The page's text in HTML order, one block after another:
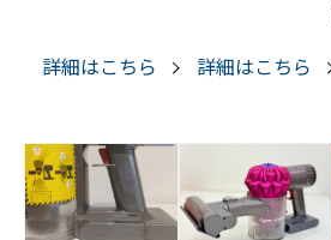
詳細はこちら 詳細はこちら